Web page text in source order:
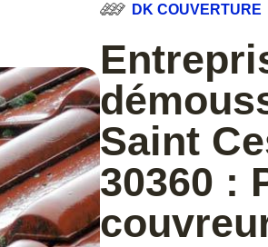
DK COUVERTURE
Saint
30360 :